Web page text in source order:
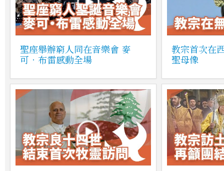
聖座舉辦窮人同在音樂會 麥
可‧布雷感動全場
教宗首次在
聖母像